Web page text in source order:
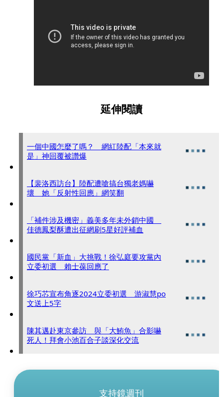
延伸閱讀
一個中國怎麼了嗎？ 網紅陸配「本來就
是」神回覆被讚爆
【裴洛西訪台】陸配遭嗆搞台獨老媽嚇
壞 她「反射性回應」網笑翻
「補件涉及機密」義美多年未外銷中國
佳德鳳梨酥遭出征網刷5星好評補血
國民黨「新血」大挑戰！徐弘庭要攻黨內
立委初選 賴士葆回應了
徐巧芯宣布角逐2024立委初選 游淑慧po
文送上5字
陳其邁赴東京參訪 與「大鮪魚」合影嚇
死人！拜會小池百合子談深化交流
支持鏡週刊